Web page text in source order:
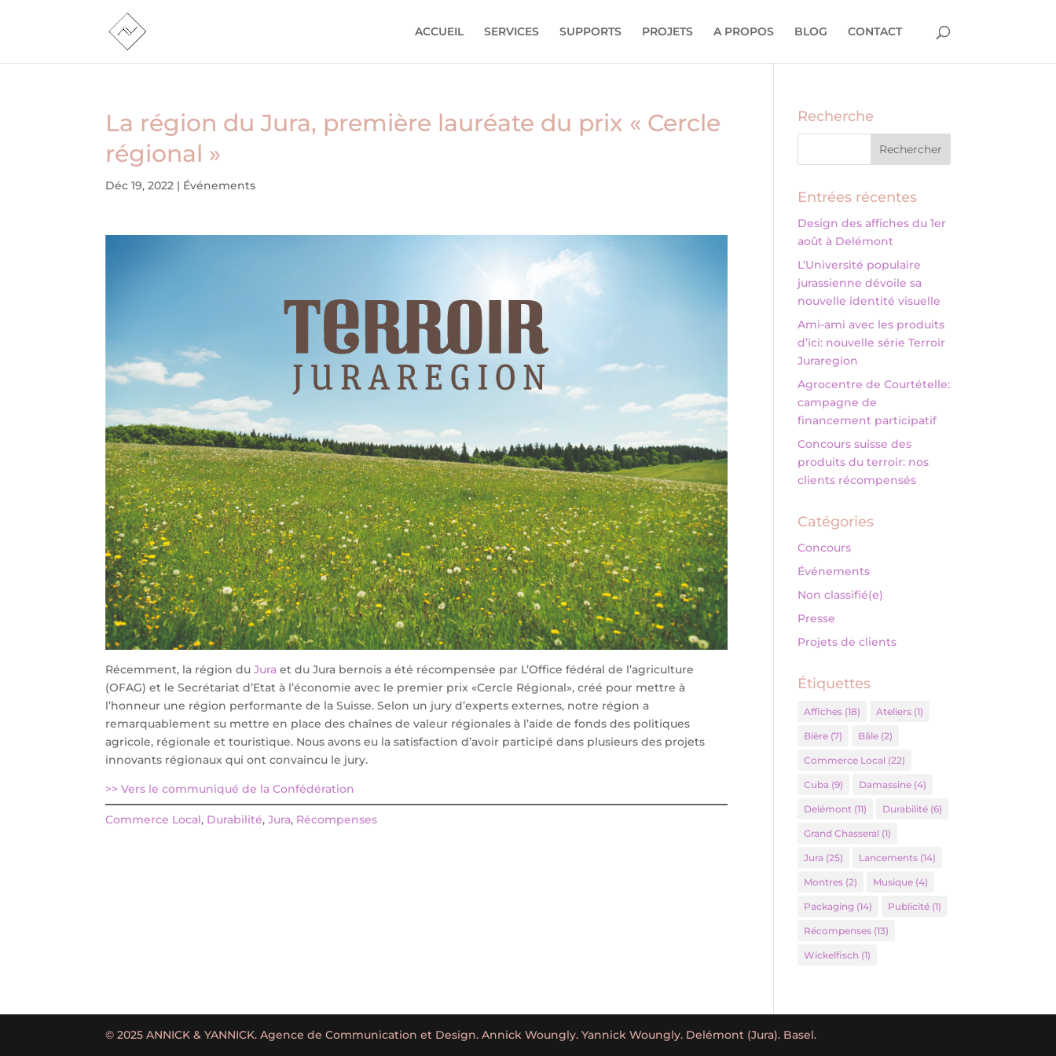
ACCUEIL SERVICES SUPPORTS PROJETS A PROPOS BLOG CONTACT
La région du Jura, première lauréate du prix « Cercle
régional »
Déc 19, 2022 | Événements
Récemment, la région duJura et du Jura bernois a été récompensée par L’Office fédéral de l’agriculture
(OFAG) et le Secrétariat d’Etat à l’économie avec le premier prix «Cercle Régional», créé pour mettre à
l’honneur une région performante de la Suisse. Selon un jury d’experts externes, notre région a
remarquablement su mettre en place des chaînes de valeur régionales à l’aide de fonds des politiques
agricole, régionale et touristique. Nous avons eu la satisfaction d’avoir participé dans plusieurs des projets
innovants régionaux qui ont convaincu le jury.
>> Vers le communiqué de la Confédération
Commerce Local, Durabilité, Jura, Récompenses
Recherche
Entrées récentes
Design des affiches du 1er
août à Delémont
L’Université populaire
jurassienne dévoile sa
nouvelle identité visuelle
Ami-ami avec les produits
d’ici: nouvelle série Terroir
Juraregion
Agrocentre de Courtételle:
campagne de
financement participatif
Concours suisse des
produits du terroir: nos
clients récompensés
Catégories
Concours
Événements
Non classifié(e)
Presse
Projets de clients
Étiquettes
Affiches (18) Ateliers (1)
Bière (7) Bâle (2)
Commerce Local (22)
Cuba (9) Damassine (4)
Delémont (11) Durabilité (6)
Grand Chasseral (1)
Jura (25) Lancements (14)
Montres (2) Musique (4)
Packaging (14) Publicité (1)
Récompenses (13)
Wickelfisch (1)
© 2025 ANNICK & YANNICK. Agence de Communication et Design. Annick Woungly. Yannick Woungly. Delémont (Jura). Basel.